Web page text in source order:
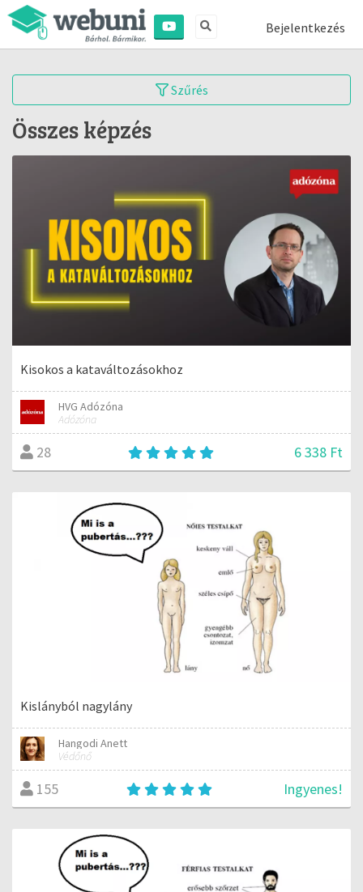
Bejelentkezés
Szűrés
Összes képzés
Kisokos a kataváltozásokhoz
HVG Adózóna
Adózóna
28 6 338 Ft
Kislányból nagylány
Hangodi Anett
Védőnő
155 Ingyenes!